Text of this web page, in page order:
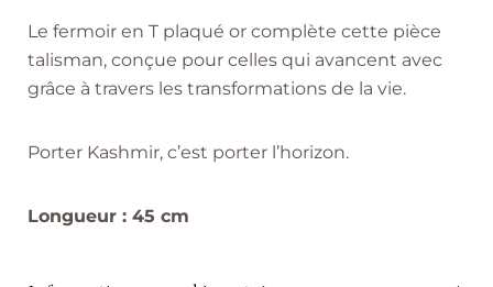
Le fermoir en T plaqué or complète cette pièce
talisman, conçue pour celles qui avancent avec
grâce à travers les transformations de la vie.
Porter Kashmir, c’est porter l’horizon.
Longueur : 45 cm